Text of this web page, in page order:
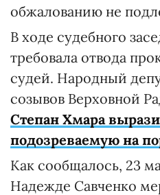
обжалованию не
В ходе судебного
требовала отвода
судей. Народный
созывов Верховной
Степан Хмара
подозреваемую на
Как сообщалось, 23
Надежде Савченко